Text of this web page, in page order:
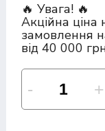
🔥 Увага! 🔥
Акційна ціна
замовлення
від 40 000